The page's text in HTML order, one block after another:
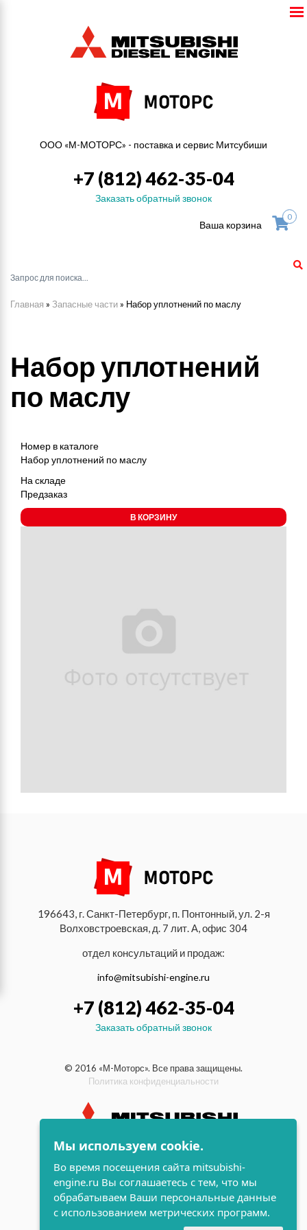
ООО «М-МОТОРС» - поставка и сервис Митсубиши
+7 (812) 462-35-04
Заказать обратный звонок
Ваша корзина
0
Главная » Запасные части » Набор уплотнений по маслу
Набор уплотнений
по маслу
Номер в каталоге
Набор уплотнений по маслу
На складе
Предзаказ
В КОРЗИНУ
196643, г. Санкт-Петербург, п. Понтонный, ул. 2-я
Волховстроевская, д. 7 лит. А, офис 304
отдел консультаций и продаж:
info@mitsubishi-engine.ru
+7 (812) 462-35-04
Заказать обратный звонок
© 2016 «М-Моторс». Все права защищены.
Политика конфиденциальности
индустриальные и морские
дизельные двигатели Mitsubishi
разработка сайта
Мы используем cookie.
Во время посещения сайта mitsubishi-
engine.ru Вы соглашаетесь с тем, что мы
обрабатываем Ваши персональные данные
с использованием метрических программ.